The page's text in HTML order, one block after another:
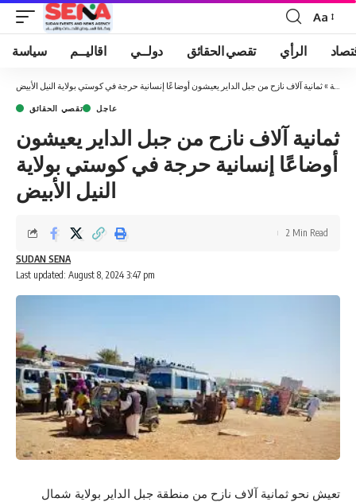
Font
Resizer
Aa
سياسة اقاليــم دولــي تقصي الحقائق الرأي
»ثمانية آلاف نازح من جبل الداير يعيشون أوضاعًا إنسانية حرجة في كوستي بولاية النيل الأبيض
تقصي الحقائق عاجل
ثمانية آلاف نازح من جبل الداير يعيشون
أوضاعًا إنسانية حرجة في كوستي بولاية
النيل الأبيض
Last updated: August 8, 2024 3:47 pm
SUDAN SENA
2 Min Read
تعيش نحو ثمانية آلاف نازح من منطقة جبل الداير بولاية شمال